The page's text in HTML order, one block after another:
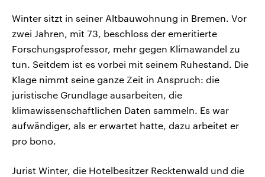
Winter sitzt in seiner Altbauwohnung in Bremen. Vor
zwei Jahren, mit 73, beschloss der emeritierte
Forschungsprofessor, mehr gegen Klimawandel zu
tun. Seitdem ist es vorbei mit seinem Ruhestand. Die
Klage nimmt seine ganze Zeit in Anspruch: die
juristische Grundlage ausarbeiten, die
klimawissenschaftlichen Daten sammeln. Es war
aufwändiger, als er erwartet hatte, dazu arbeitet er
pro bono.
Jurist Winter, die Hotelbesitzer Recktenwald und die